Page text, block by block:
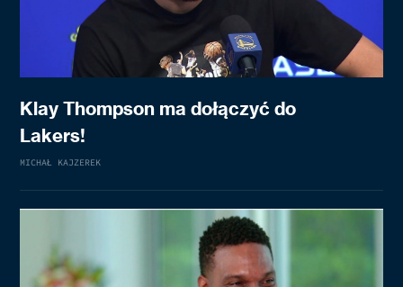
Klay Thompson ma dołączyć do
Lakers!
MICHAŁ KAJZEREK